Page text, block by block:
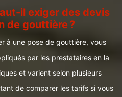
il exiger des devis
de gouttière ?
à une pose de gouttière, vous
par les prestataires en la
et varient selon plusieurs
de comparer les tarifs si vous